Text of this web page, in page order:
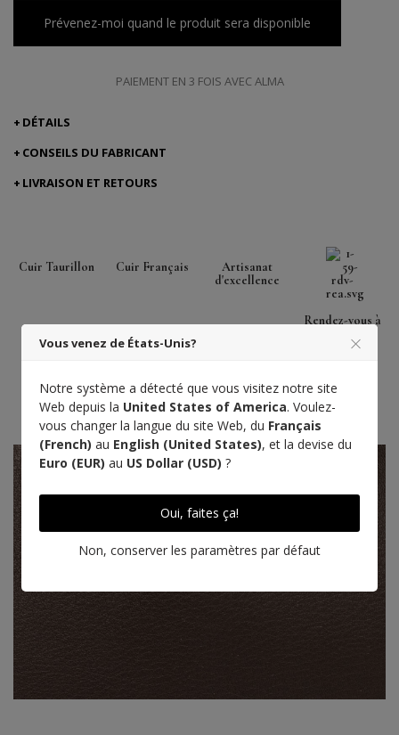
Prévenez-moi quand le produit sera disponible
PAIEMENT EN 3 FOIS AVEC ALMA
DÉTAILS
CONSEILS DU FABRICANT
LIVRAISON ET RETOURS
Cuir Taurillon Cuir Français
Artisanat
d'excellence
Rendez-vous à
Cuir Saddle Calf, havane
Vous venez de États-Unis?
Notre système a détecté que vous visitez notre site
Web depuis la United States of America. Voulez-
vous changer la langue du site Web, du Français
(French) au English (United States), et la devise du
Euro (EUR) au US Dollar (USD) ?
Oui, faites ça!
Non, conserver les paramètres par défaut